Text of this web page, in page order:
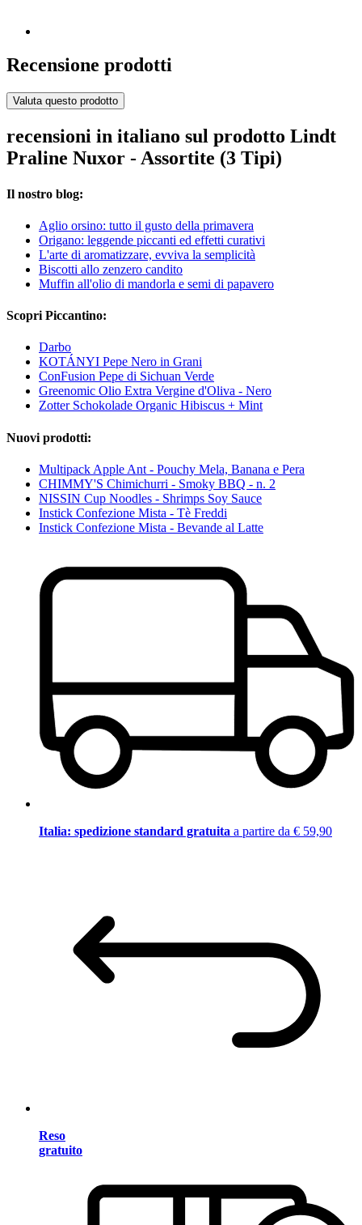
Recensione prodotti
Valuta questo prodotto
recensioni in italiano sul prodotto Lindt
Praline Nuxor - Assortite (3 Tipi)
Il nostro blog:
Aglio orsino: tutto il gusto della primavera
Origano: leggende piccanti ed effetti curativi
L'arte di aromatizzare, evviva la semplicità
Biscotti allo zenzero candito
Muffin all'olio di mandorla e semi di papavero
Scopri Piccantino:
Darbo
KOTÁNYI Pepe Nero in Grani
ConFusion Pepe di Sichuan Verde
Greenomic Olio Extra Vergine d'Oliva - Nero
Zotter Schokolade Organic Hibiscus + Mint
Nuovi prodotti:
Multipack Apple Ant - Pouchy Mela, Banana e Pera
CHIMMY'S Chimichurri - Smoky BBQ - n. 2
NISSIN Cup Noodles - Shrimps Soy Sauce
Instick Confezione Mista - Tè Freddi
Instick Confezione Mista - Bevande al Latte
Italia: spedizione standard gratuita a partire da € 59,90
Reso
gratuito